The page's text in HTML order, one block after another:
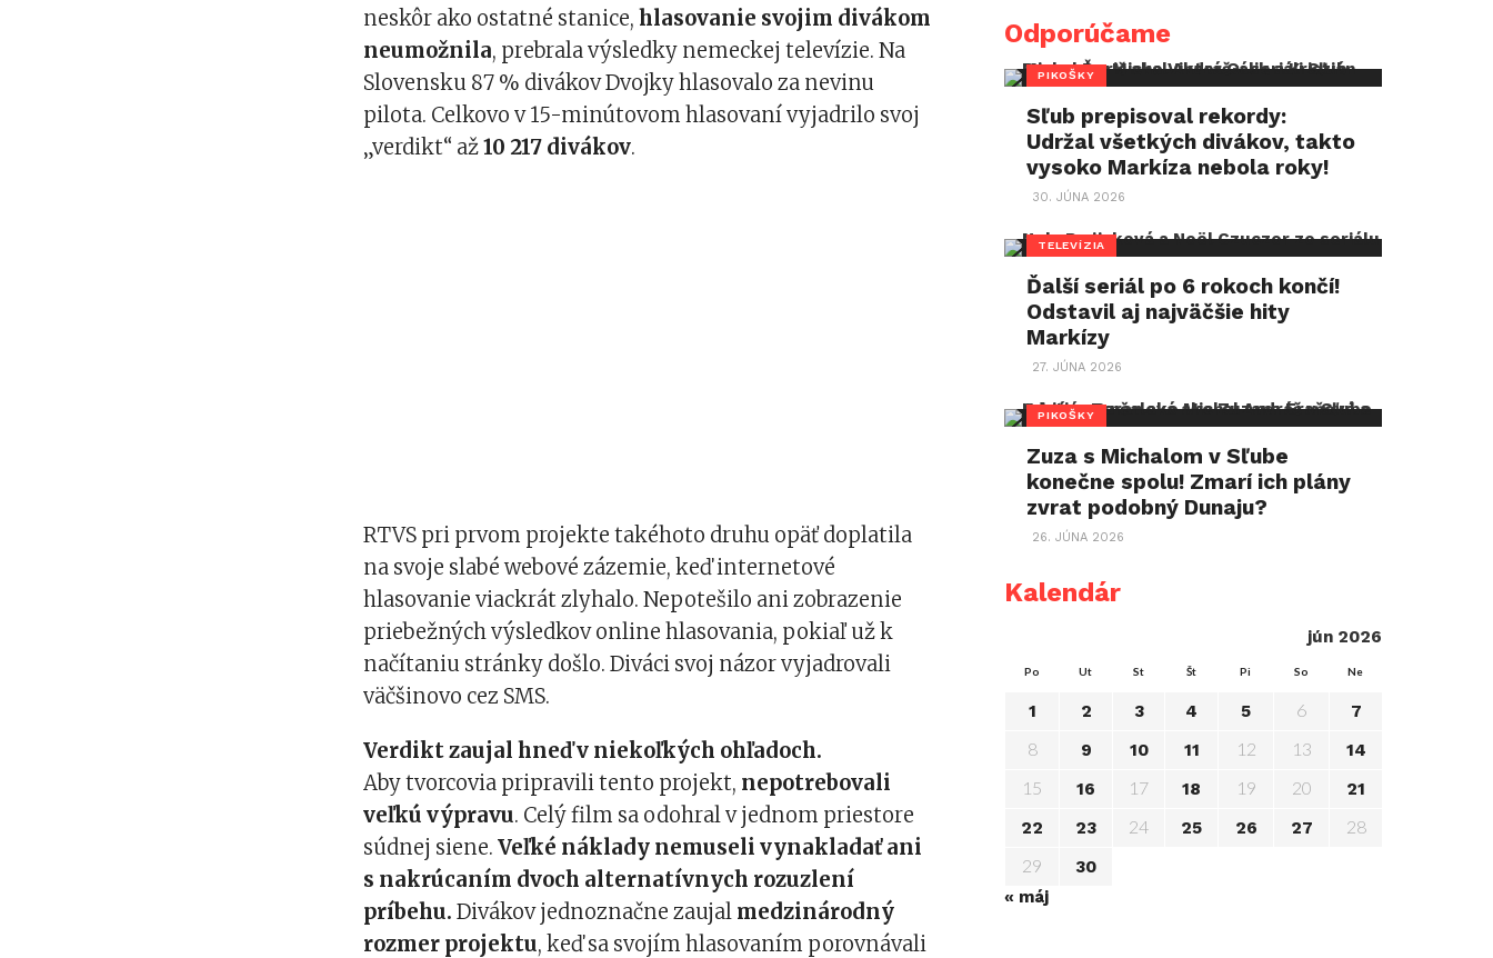
neskôr ako ostatné stanice, hlasovanie svojim divákom
neumožnila, prebrala výsledky nemeckej televízie. Na
Slovensku 87 % divákov Dvojky hlasovalo za nevinu
pilota. Celkovo v 15-minútovom hlasovaní vyjadrilo svoj
„verdikt“ až10 217 divákov.
RTVS pri prvom projekte takéhoto druhu opäť doplatila
na svoje slabé webové zázemie, keď internetové
hlasovanie viackrát zlyhalo. Nepotešilo ani zobrazenie
priebežných výsledkov online hlasovania, pokiaľ už k
načítaniu stránky došlo. Diváci svoj názor vyjadrovali
väčšinovo cez SMS.
Verdikt zaujal hneď v niekoľkých ohľadoch.
Aby tvorcovia pripravili tento projekt, nepotrebovali
veľkú výpravu. Celý film sa odohral v jednom priestore
súdnej siene.Veľké náklady nemuseli vynakladať ani
s nakrúcaním dvoch alternatívnych rozuzlení
príbehu. Divákov jednoznačne zaujal medzinárodný
rozmer projektu, keď sa svojím hlasovaním porovnávali
Odporúčame
PIKOŠKY
Sľub prepisoval rekordy:
Udržal všetkých divákov, takto
vysoko Markíza nebola roky!
30. JÚNA 2026
TELEVÍZIA
Ďalší seriál po 6 rokoch končí!
Odstavil aj najväčšie hity
Markízy
27. JÚNA 2026
PIKOŠKY
Zuza s Michalom v Sľube
konečne spolu! Zmarí ich plány
zvrat podobný Dunaju?
26. JÚNA 2026
Kalendár
jún 2026
Po Ut St Št Pi So Ne
1 2 3 4 5 6 7
8 9 10 11 12 13 14
15 16 17 18 19 20
21
22
23 24 25 26 27
28
29
30
« máj